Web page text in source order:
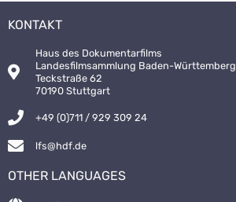
KONTAKT
Haus des Dokumentarfilms
Landesfilmsammlung Baden-Württemberg
Teckstraße 62
70190 Stuttgart
+49 (0)711 / 929 309 24
lfs@hdf.de
OTHER LANGUAGES